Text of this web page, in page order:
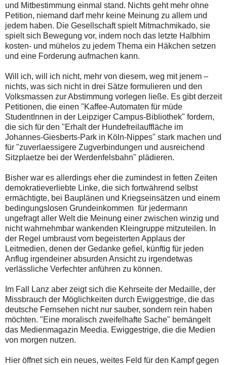
und Mitbestimmung einmal stand. Nichts geht mehr ohne
Petition, niemand darf mehr keine Meinung zu allem und
jedem haben. Die Gesellschaft spielt Mitmachmikado, sie
spielt sich Bewegung vor, indem noch das letzte Halbhirn
kosten- und mühelos zu jedem Thema ein Häkchen setzen
und eine Forderung aufmachen kann.
Will ich, will ich nicht, mehr von diesem, weg mit jenem –
nichts, was sich nicht in drei Sätze formulieren und den
Volksmassen zur Abstimmung vorlegen ließe. Es gibt derzeit
Petitionen, die einen "Kaffee-Automaten für müde
StudentInnen in der Leipziger Campus-Bibliothek" fordern,
die sich für den "Erhalt der Hundefreilauffläche im
Johannes-Giesberts-Park in Köln-Nippes" stark machen und
für "zuverlaessigere Zugverbindungen und ausreichend
Sitzplaetze bei der Werdenfelsbahn" plädieren.
Bisher war es allerdings eher die zumindest in fetten Zeiten
demokratieverliebte Linke, die sich fortwährend selbst
ermächtigte, bei Bauplänen und Kriegseinsätzen und einem
bedingungslosen Grundeinkommen für jedermann
ungefragt aller Welt die Meinung einer zwischen winzig und
nicht wahrnehmbar wankenden Kleingruppe mitzuteilen. In
der Regel umbraust vom begeisterten Applaus der
Leitmedien, denen der Gedanke gefiel, künftig für jeden
Anflug irgendeiner absurden Ansicht zu irgendetwas
verlässliche Verfechter anführen zu können.
Im Fall Lanz aber zeigt sich die Kehrseite der Medaille, der
Missbrauch der Möglichkeiten durch Ewiggestrige, die das
deutsche Fernsehen nicht nur sauber, sondern rein haben
möchten. "Eine moralisch zweifelhafte Sache" bemängelt
das Medienmagazin Meedia. Ewiggestrige, die die Medien
von morgen nutzen.
Hier öffnet sich ein neues, weites Feld für den Kampf gegen